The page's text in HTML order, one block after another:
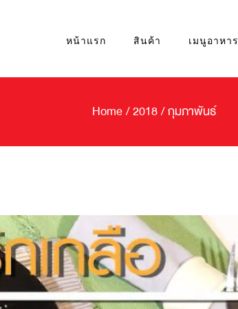
หน้าแรก สินค้า เมนูอาหาร
Home/2018/กุมภาพันธ์